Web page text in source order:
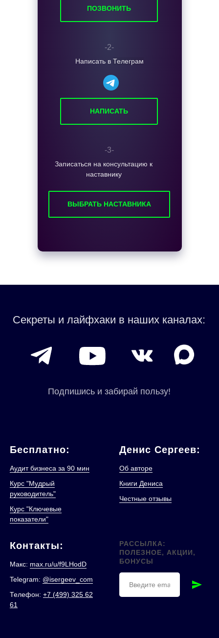
ПОЗВОНИТЬ
Написать в Телеграм
НАПИСАТЬ
Записаться на консультацию к
наставнику
ВЫБРАТЬ НАСТАВНИКА
-2-
-3-
Подпишись и забирай пользу!
Бесплатно:
Аудит бизнеса за 90 мин
Курс "Мудрый
руководитель"
Курс "Ключевые
показатели"
Денис Сергеев:
Об авторе
Книги Дениса
Честные отзывы
Контакты:
Макс: max.ru/u/f9LHodD
Telegram: @isergeev_com
Телефон: +7 (499) 325 62
61
РАССЫЛКА:
ПОЛЕЗНОЕ, АКЦИИ,
БОНУСЫ